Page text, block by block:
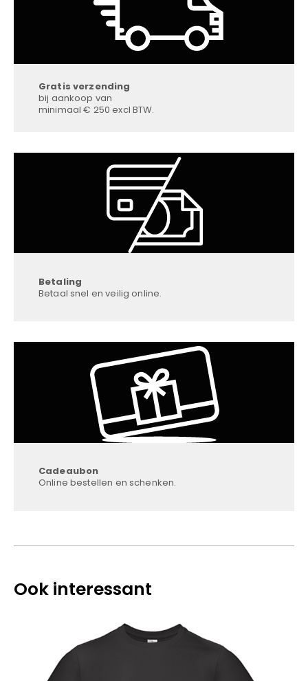
Gratis verzending
bij aankoop van
minimaal € 250 excl BTW.
Betaling
Betaal snel en veilig online.
Cadeaubon
Online bestellen en schenken.
Ook interessant